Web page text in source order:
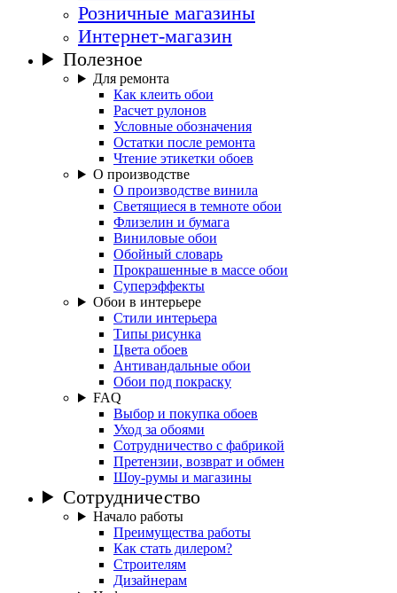
Розничные магазины
Интернет-магазин
Полезное
Для ремонта
Как клеить обои
Расчет рулонов
Условные обозначения
Остатки после ремонта
Чтение этикетки обоев
О производстве
О производстве винила
Светящиеся в темноте обои
Флизелин и бумага
Виниловые обои
Обойный словарь
Прокрашенные в массе обои
Суперэффекты
Обои в интерьере
Стили интерьера
Типы рисунка
Цвета обоев
Антивандальные обои
Обои под покраску
FAQ
Выбор и покупка обоев
Уход за обоями
Сотрудничество с фабрикой
Претензии, возврат и обмен
Шоу-румы и магазины
Сотрудничество
Начало работы
Преимущества работы
Как стать дилером?
Строителям
Дизайнерам